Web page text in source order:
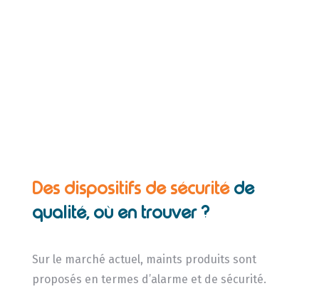
Des dispositifs de sécurité de
qualité, où en trouver ?
Sur le marché actuel, maints produits sont
proposés en termes d’alarme et de sécurité.